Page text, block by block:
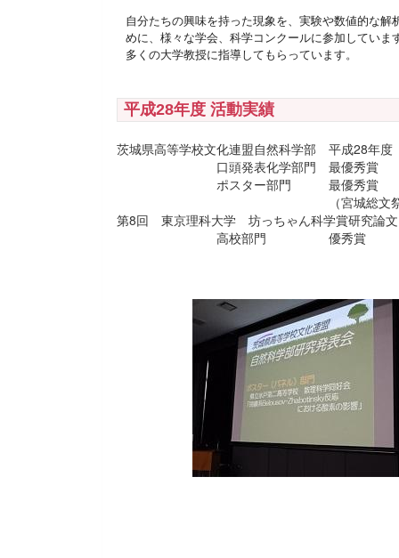
自分たちの興味を持った現象を、実験や数値的な
めに、様々な学会、科学コンクールに参加してい
多くの大学教授に指導してもらっています。
平成28年度 活動実績
茨城県高等学校文化連盟自然科学部 平成28
口頭発表化学部門 最優秀賞
ポスター部門 最優秀賞
（宮城総文祭出場
第8回 東京理科大学 坊っちゃん科学賞研究論文
高校部門 優秀賞